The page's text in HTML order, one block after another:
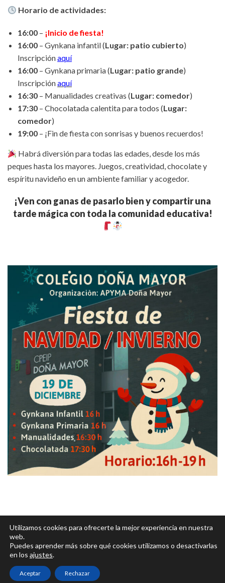
Horario de actividades:
16:00 – ¡Inicio de fiesta!
16:00 – Gynkana infantil (Lugar: patio cubierto)
Inscripciónaquí
16:00 – Gynkana primaria (Lugar: patio grande)
Inscripciónaquí
16:30 – Manualidades creativas (Lugar: comedor)
17:30 – Chocolatada calentita para todos (Lugar:
comedor)
19:00 – ¡Fin de fiesta con sonrisas y buenos recuerdos!
Habrá diversión para todas las edades, desde los más
peques hasta los mayores. Juegos, creatividad, chocolate y
espíritu navideño en un ambiente familiar y acogedor.
¡Ven con ganas de pasarlo bien y compartir una
tarde mágica con toda la comunidad educativa!
Política de privacidad
Utilizamos cookies para ofrecerte la mejor experiencia en nuestra
web.
Puedes aprender más sobre qué cookies utilizamos o desactivarlas
en los ajustes.
Aceptar Rechazar